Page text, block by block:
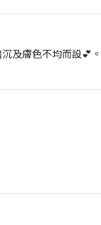
及膚色不均而設💕